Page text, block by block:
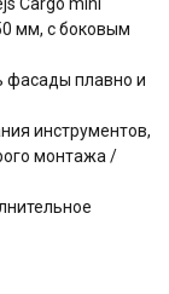
мм, с боковым
фасады плавно и
инструментов,
монтажа /